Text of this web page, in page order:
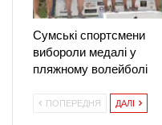
Сумські спортсмени
вибороли медалі у
пляжному волейболі
ПОПЕРЕДНЯ ДАЛІ